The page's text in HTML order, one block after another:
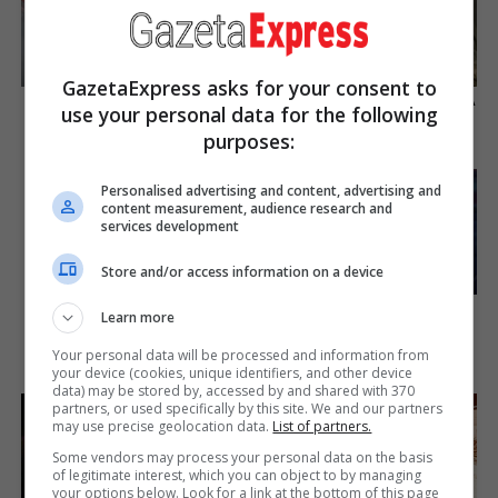
You Wouldn't Believe It If It
Wasn't Caught On Camera!
Is The Movie "Danish Girl" A
True Story?
Some Moments Got Out Of
Control Quickly
Brainberries
GazetaExpress asks for your consent to
use your personal data for the following
purposes:
Personalised advertising and content, advertising and
content measurement, audience research and
services development
Store and/or access information on a device
Learn more
Your personal data will be processed and information from
your device (cookies, unique identifiers, and other device
data) may be stored by, accessed by and shared with 370
partners, or used specifically by this site. We and our partners
may use precise geolocation data. List of partners.
Some vendors may process your personal data on the basis
of legitimate interest, which you can object to by managing
your options below. Look for a link at the bottom of this page